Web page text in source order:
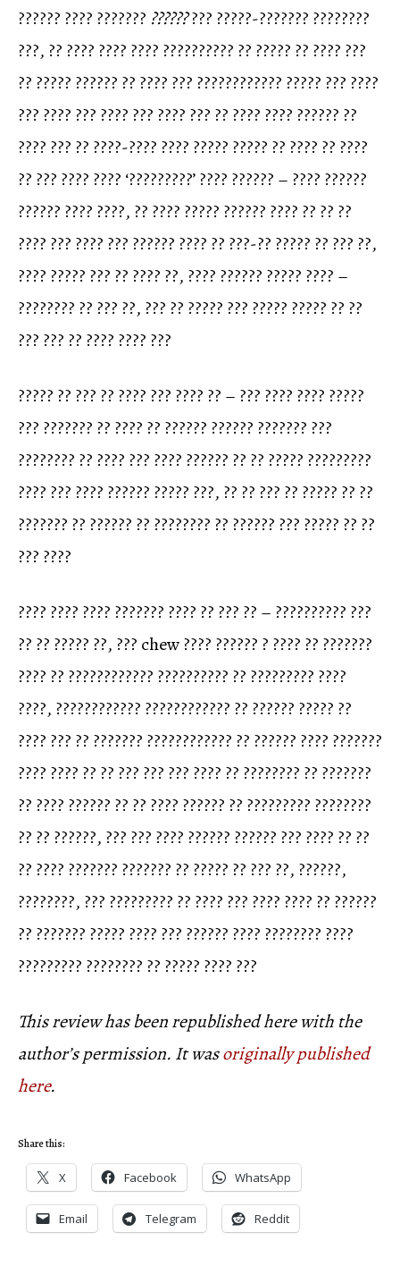
?????? ???? ??????? ????????? ?????-??????? ????????
???, ?? ???? ???? ???? ?????????? ?? ????? ?? ???? ???
?? ????? ?????? ?? ???? ??? ???????????? ????? ??? ????
??? ???? ??? ???? ??? ???? ??? ?? ???? ???? ?????? ??
???? ??? ?? ????-???? ???? ????? ????? ?? ???? ?? ????
?? ??? ???? ???? ‘?????????’ ???? ?????? – ???? ??????
?????? ???? ????, ?? ???? ????? ?????? ???? ?? ?? ??
???? ??? ???? ??? ?????? ???? ?? ???-?? ????? ?? ??? ??,
???? ????? ??? ?? ???? ??, ???? ?????? ????? ???? –
???????? ?? ??? ??, ??? ?? ????? ??? ????? ????? ?? ??
??? ??? ?? ???? ???? ???
????? ?? ??? ?? ???? ??? ???? ?? – ??? ???? ???? ?????
??? ??????? ?? ???? ?? ?????? ?????? ??????? ???
???????? ?? ???? ??? ???? ?????? ?? ?? ????? ?????????
???? ??? ???? ?????? ????? ???, ?? ?? ??? ?? ????? ?? ??
??????? ?? ?????? ?? ???????? ?? ?????? ??? ????? ?? ??
??? ????
???? ???? ???? ??????? ???? ?? ??? ?? – ?????????? ???
?? ?? ????? ??, ??? chew ???? ?????? ? ???? ?? ???????
???? ?? ???????????? ?????????? ?? ????????? ????
????, ???????????? ???????????? ?? ?????? ????? ??
???? ??? ?? ??????? ???????????? ?? ?????? ???? ???????
???? ???? ?? ?? ??? ??? ??? ???? ?? ???????? ?? ???????
?? ???? ?????? ?? ?? ???? ?????? ?? ????????? ????????
?? ?? ??????, ??? ??? ???? ?????? ?????? ??? ???? ?? ??
?? ???? ??????? ??????? ?? ????? ?? ??? ??, ??????,
????????, ??? ????????? ?? ???? ??? ???? ???? ?? ??????
?? ??????? ????? ???? ??? ?????? ???? ???????? ????
????????? ???????? ?? ????? ???? ???
This review has been republished here with the
author’s permission. It wasoriginally published
here.
Share this:
X Facebook WhatsApp
Email Telegram Reddit